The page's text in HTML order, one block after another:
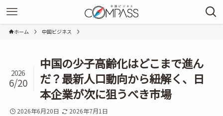
ホーム 中国ビジネス
中国の少子高齢化はどこまで進ん
だ？最新人口動向から紐解く、日
本企業が次に狙うべき市場
2026
6/20
2026年6月20日 2026年7月1日